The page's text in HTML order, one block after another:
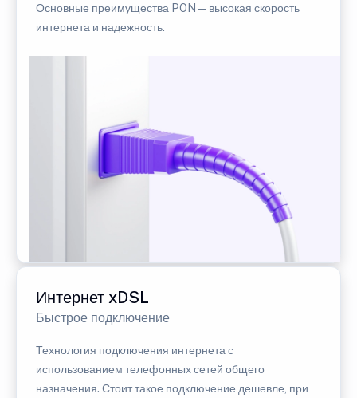
Основные преимущества PON — высокая скорость
интернета и надежность.
Интернет xDSL
Быстрое подключение
Технология подключения интернета с
использованием телефонных сетей общего
назначения. Стоит такое подключение дешевле, при